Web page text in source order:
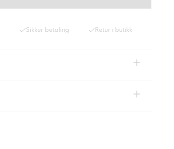
Sikker betaling Retur i butikk
+
+